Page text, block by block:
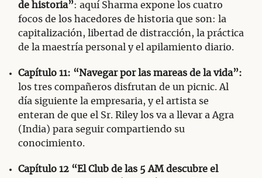
de historia”: aquí Sharma expone los cuatro
focos de los hacedores de historia que son: la
capitalización, libertad de distracción, la práctica
de la maestría personal y el apilamiento diario.
Capítulo 11: “​​Navegar por las mareas de la vida”:
los tres compañeros disfrutan de un picnic. Al
día siguiente la empresaria, y el artista se
enteran de que el Sr. Riley los va a llevar a Agra
(India) para seguir compartiendo su
conocimiento.
Capítulo 12 “El Club de las 5 AM descubre el